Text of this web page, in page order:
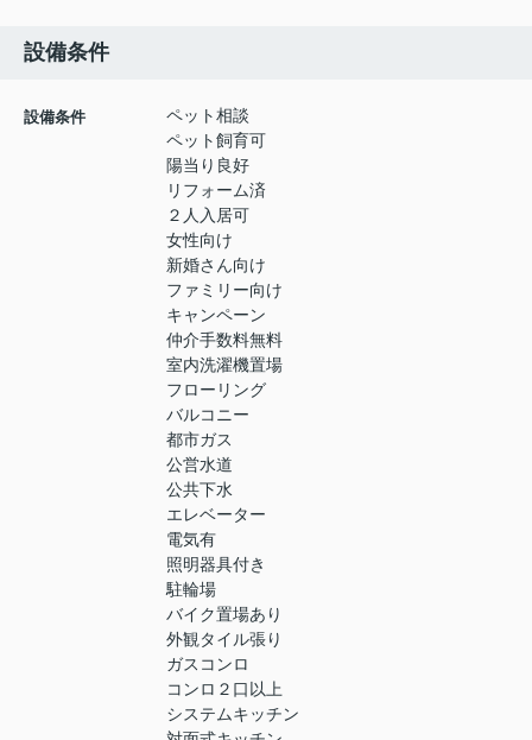
設備条件
設備条件
ペット相談
ペット飼育可
陽当り良好
リフォーム済
２人入居可
女性向け
新婚さん向け
ファミリー向け
キャンペーン
仲介手数料無料
室内洗濯機置場
フローリング
バルコニー
都市ガス
公営水道
公共下水
エレベーター
電気有
照明器具付き
駐輪場
バイク置場あり
外観タイル張り
ガスコンロ
コンロ２口以上
システムキッチン